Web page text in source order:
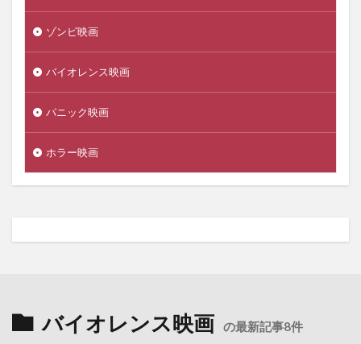
ゾンビ映画
バイオレンス映画
パニック映画
ホラー映画
バイオレンス映画 の最新記事8件